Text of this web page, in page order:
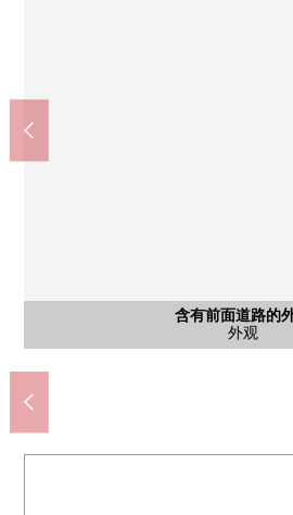
含有前面道路的
外观
含有前面道路的
共有部分
含有前面道路的
外观
含有前面道路的
风景
含有前面道路的
停车场
含有前面道路的
共有部分
含有前面道路的
停车场
含有前面道路的
共有部分